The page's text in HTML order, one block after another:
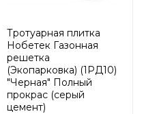
Тротуарная плитка
Нобетек Газонная
решетка
(Экопарковка) (1РД10)
"Черная" Полный
прокрас (серый
цемент)